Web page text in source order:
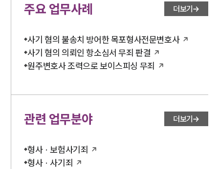
주요 업무사례 더보기
사기 혐의 불송치 방어한 목포형사전문변호사
사기 혐의 의뢰인 항소심서 무죄 판결
원주변호사 조력으로 보이스피싱 무죄
관련 업무분야 더보기
형사 · 보험사기죄
형사 · 사기죄